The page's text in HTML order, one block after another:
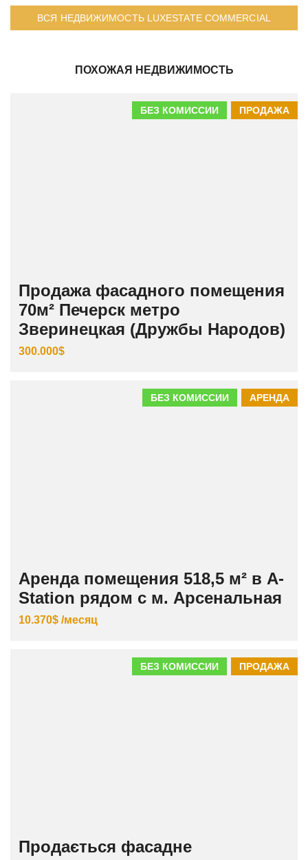
ВСЯ НЕДВИЖИМОСТЬ LUXESTATE COMMERCIAL
ПОХОЖАЯ НЕДВИЖИМОСТЬ
ПРОДАЖА
БЕЗ КОМИССИИ
Продажа фасадного помещения
70м² Печерск метро
Зверинецкая (Дружбы Народов)
300.000$
АРЕНДА
БЕЗ КОМИССИИ
Аренда помещения 518,5 м² в A-
Station рядом с м. Арсенальная
10.370$ /месяц
ПРОДАЖА
БЕЗ КОМИССИИ
Продається фасадне